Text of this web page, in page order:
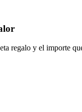
regalo y el importe